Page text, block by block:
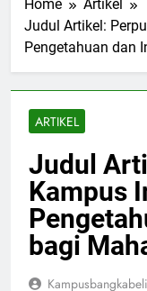
Home
Artikel
Judul Artikel:
Pengetahuan dan
ARTIKEL
Judul
Kampus
bagi